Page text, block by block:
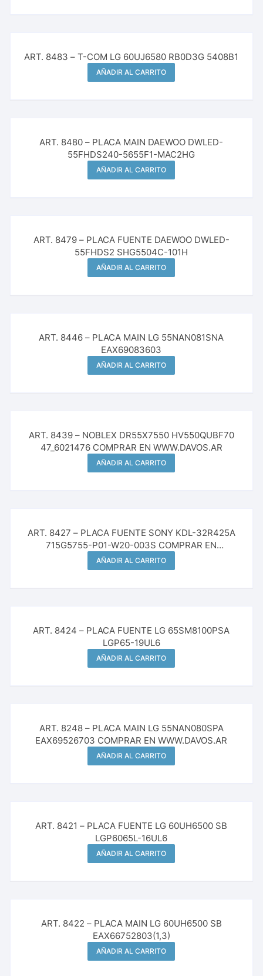
ART. 8483 – T-COM LG 60UJ6580 RB0D3G 5408B1
AÑADIR AL CARRITO
ART. 8480 – PLACA MAIN DAEWOO DWLED-
55FHDS240-5655F1-MAC2HG
AÑADIR AL CARRITO
ART. 8479 – PLACA FUENTE DAEWOO DWLED-
55FHDS2 SHG5504C-101H
AÑADIR AL CARRITO
ART. 8446 – PLACA MAIN LG 55NAN081SNA
EAX69083603
AÑADIR AL CARRITO
ART. 8439 – NOBLEX DR55X7550 HV550QUBF70
47_6021476 COMPRAR EN WWW.DAVOS.AR
AÑADIR AL CARRITO
ART. 8427 – PLACA FUENTE SONY KDL-32R425A
715G5755-P01-W20-003S COMPRAR EN
WWW.DAVOS.AR
AÑADIR AL CARRITO
ART. 8424 – PLACA FUENTE LG 65SM8100PSA
LGP65-19UL6
AÑADIR AL CARRITO
ART. 8248 – PLACA MAIN LG 55NAN080SPA
EAX69526703 COMPRAR EN WWW.DAVOS.AR
AÑADIR AL CARRITO
ART. 8421 – PLACA FUENTE LG 60UH6500 SB
LGP6065L-16UL6
AÑADIR AL CARRITO
ART. 8422 – PLACA MAIN LG 60UH6500 SB
EAX66752803(1,3)
AÑADIR AL CARRITO